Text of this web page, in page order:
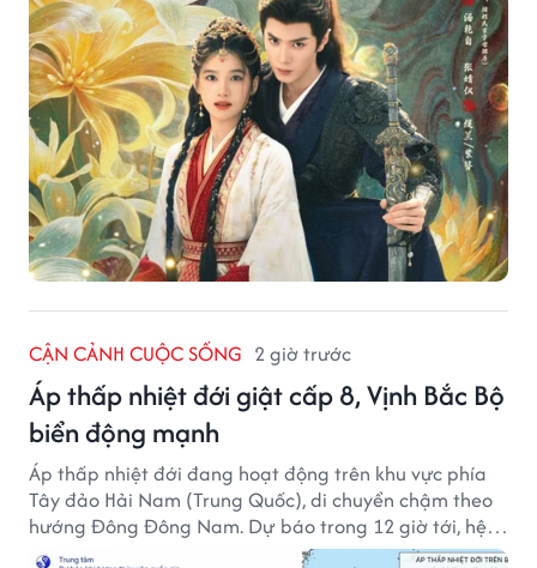
CẬN CẢNH CUỘC SỐNG 2 giờ trước
Áp thấp nhiệt đới giật cấp 8, Vịnh Bắc Bộ
biển động mạnh
Áp thấp nhiệt đới đang hoạt động trên khu vực phía
Tây đảo Hải Nam (Trung Quốc), di chuyển chậm theo
hướng Đông Đông Nam. Dự báo trong 12 giờ tới, hệ
thống này suy yếu dần thành vùng áp thấp.